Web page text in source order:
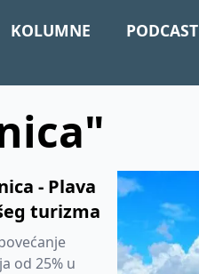
KOLUMNE PODCAST
- Plava
turizma
od 25% u